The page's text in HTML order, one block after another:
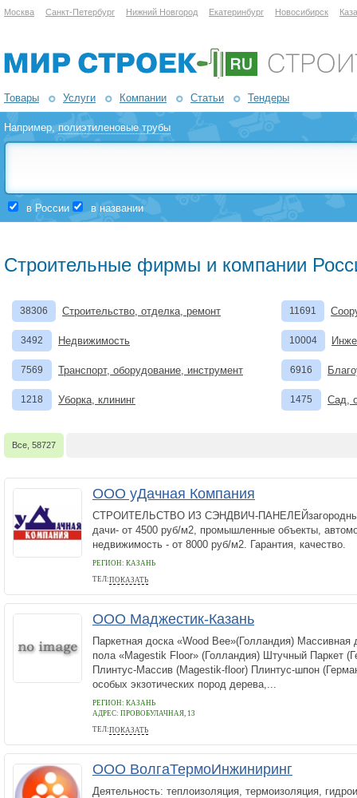
Москва Санкт-Петербург Нижний Новгород Екатеринбург Новосибирск
Товары Услуги Компании Статьи Тендеры
Например,полиэтиленовые трубы
в России в названии
Строительные фирмы и компании
38306 Строительство, отделка, ремонт
3492 Недвижимость
7569 Транспорт, оборудование, инструмент
1218 Уборка, клининг
11691
10004
6916
1475 Сад,
Все, 58727
ООО уДачная Компания
СТРОИТЕЛЬСТВО ИЗ СЭНДВИЧ-
дачи- от 4500 руб/м2, промышленные объекты,
недвижимость - от 8000 руб/м2. Гарантия, качество.
РЕГИОН: КАЗАНЬ
ТЕЛ:ПОКАЗАТЬ
(843) 250-22-55
ООО Маджестик-Казань
Паркетная доска «Wood Bee»(Голландия) Массивная
пола «Magestik Floor» (Голландия) Штучный Паркет
Плинтус-Массив (Magestik-floor) Плинтус-шпон
особых экзотических пород дерева,...
РЕГИОН: КАЗАНЬ
АДРЕС: ПРОВОБУЛАЧНАЯ, 13
ТЕЛ:ПОКАЗАТЬ
8-917-394-16-10
ООО ВолгаТермоИнжиниринг
Деятельность: теплоизоляция, термоизоляция,